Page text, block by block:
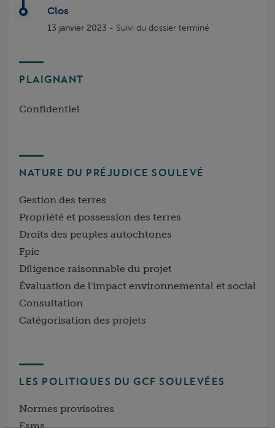
Clos
13 janvier 2023 - Suivi du dossier terminé
PLAIGNANT
Confidentiel
NATURE DU PRÉJUDICE SOULEVÉ
Gestion des terres
Propriété et possession des terres
Droits des peuples autochtones
Fpic
Diligence raisonnable du projet
Évaluation de l'impact environnemental et social
Consultation
Catégorisation des projets
LES POLITIQUES DU GCF SOULEVÉES
Normes provisoires